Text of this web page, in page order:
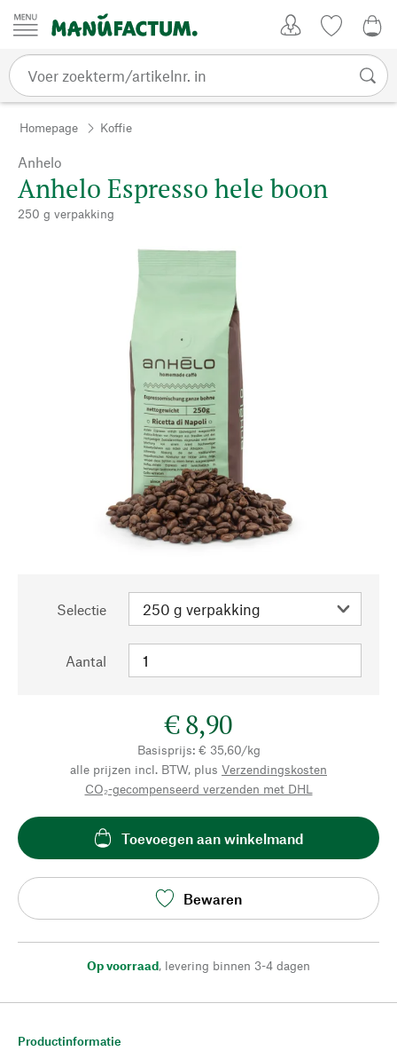
Passer au contenu
Homepage Koffie
Anhelo
Anhelo Espresso hele boon
250 g verpakking
Selectie
Aantal
€ 8,90
Basisprijs: € 35,60/kg
alle prijzen incl. BTW, plus Verzendingskosten
CO₂-gecompenseerd verzenden met DHL
Toevoegen aan winkelmand
Bewaren
Op voorraad, levering binnen 3-4 dagen
Productinformatie